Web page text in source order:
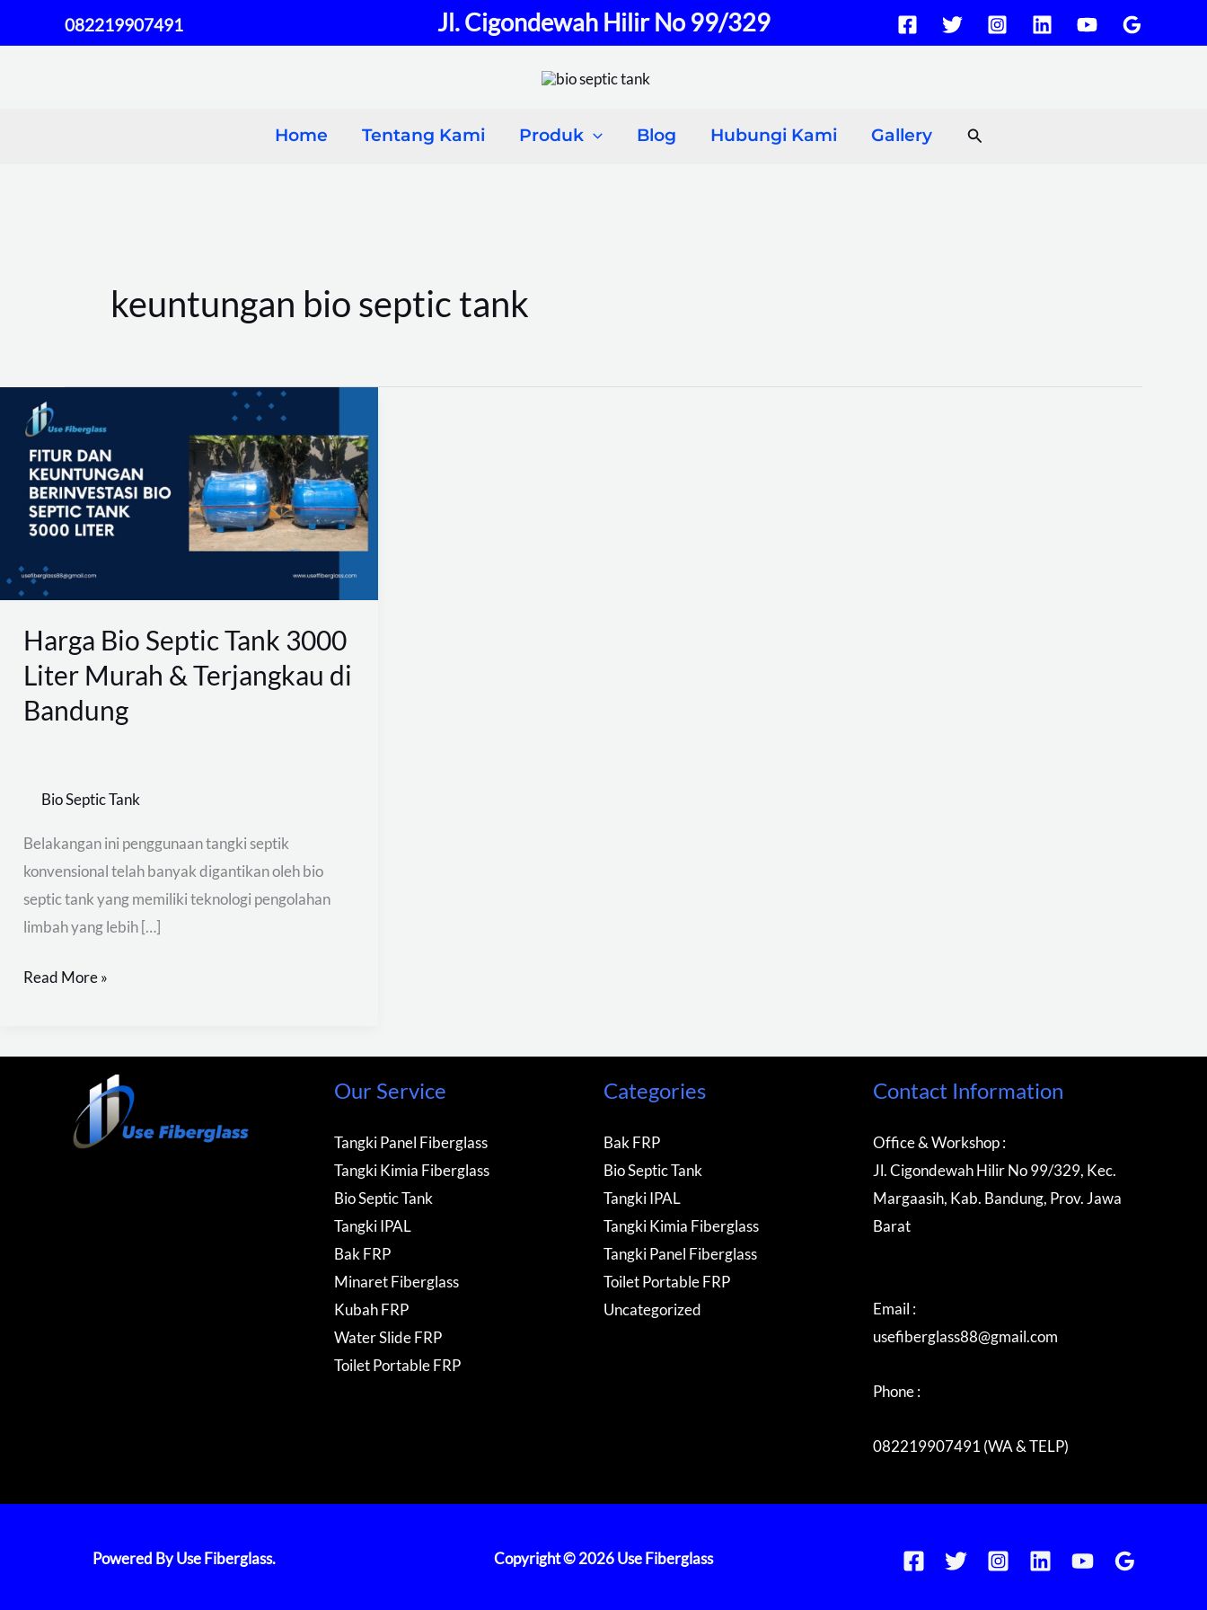
to
082219907491 Jl. Cigondewah Hilir No 99/329
Home Tentang Kami Produk Blog Hubungi Kami Gallery Search
keuntungan bio septic tank
Harga Bio Septic Tank 3000
Liter Murah & Terjangkau di
Bandung
Bio Septic Tank
Belakangan ini penggunaan tangki septik
konvensional telah banyak digantikan oleh bio
septic tank yang memiliki teknologi pengolahan
limbah yang lebih […]
Harga
Bio
Septic
Tank
3000
Liter
Murah
&
di
Bandung
Read More »
Our Service
Tangki Panel Fiberglass
Tangki Kimia Fiberglass
Bio Septic Tank
Tangki IPAL
Bak FRP
Minaret Fiberglass
Kubah FRP
Water Slide FRP
Toilet Portable FRP
Categories
Bak FRP
Bio Septic Tank
Tangki IPAL
Tangki Kimia Fiberglass
Tangki Panel Fiberglass
Toilet Portable FRP
Uncategorized
Contact Information
Office & Workshop :
Jl. Cigondewah Hilir No 99/329, Kec.
Margaasih, Kab. Bandung, Prov. Jawa
Barat
Email :
usefiberglass88@gmail.com
Phone :
082219907491 (WA & TELP)
Powered By Use Fiberglass. Copyright © 2026 Use Fiberglass